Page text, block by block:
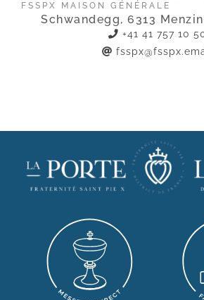
FSSPX MAISON GÉNÉRALE
Schwandegg, 6313
+41 41 757 10